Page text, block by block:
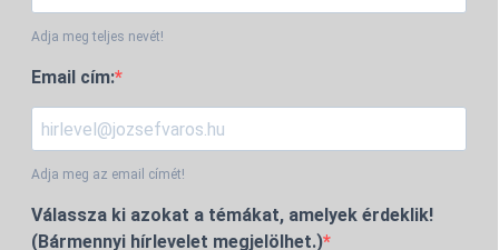
Adja meg teljes nevét!
Email cím:
Adja meg az email címét!
Válassza ki azokat a témákat, amelyek érdeklik!
(Bármennyi hírlevelet megjelölhet.)